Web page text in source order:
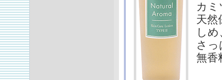
カ
天然
しめ
さ
無香